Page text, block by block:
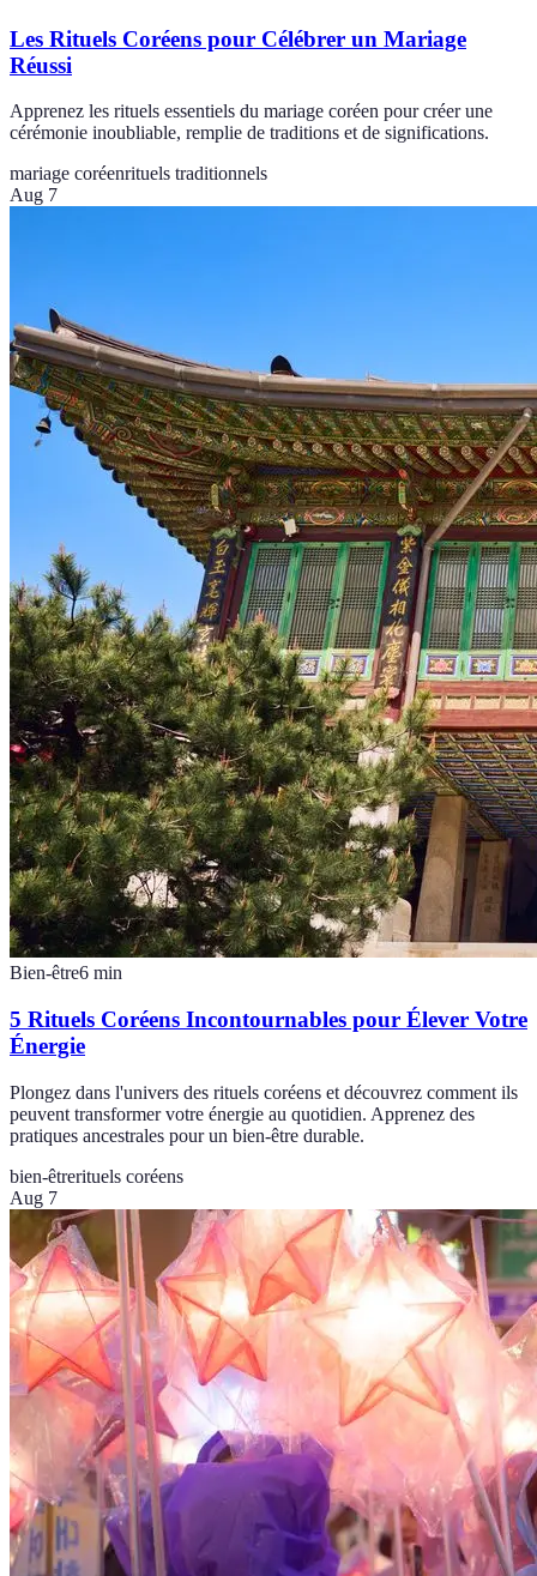
Les Rituels Coréens pour Célébrer un Mariage
Réussi
Apprenez les rituels essentiels du mariage coréen pour créer une
cérémonie inoubliable, remplie de traditions et de significations.
mariage coréenrituels traditionnels
Aug 7
Bien-être6 min
5 Rituels Coréens Incontournables pour Élever Votre
Énergie
Plongez dans l'univers des rituels coréens et découvrez comment ils
peuvent transformer votre énergie au quotidien. Apprenez des
pratiques ancestrales pour un bien-être durable.
bien-êtrerituels coréens
Aug 7